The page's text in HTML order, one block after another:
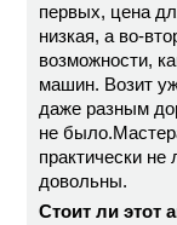
первых, цена
низкая, а во-
возможности,
машин. Возит
даже разным
не
практически
довольны.
Стоит ли этот